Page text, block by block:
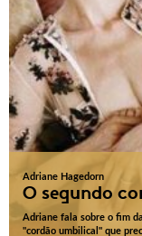
Adriane Hagedorn
O segundo
Adriane fala sobre o fim
"cordão umbilical" que